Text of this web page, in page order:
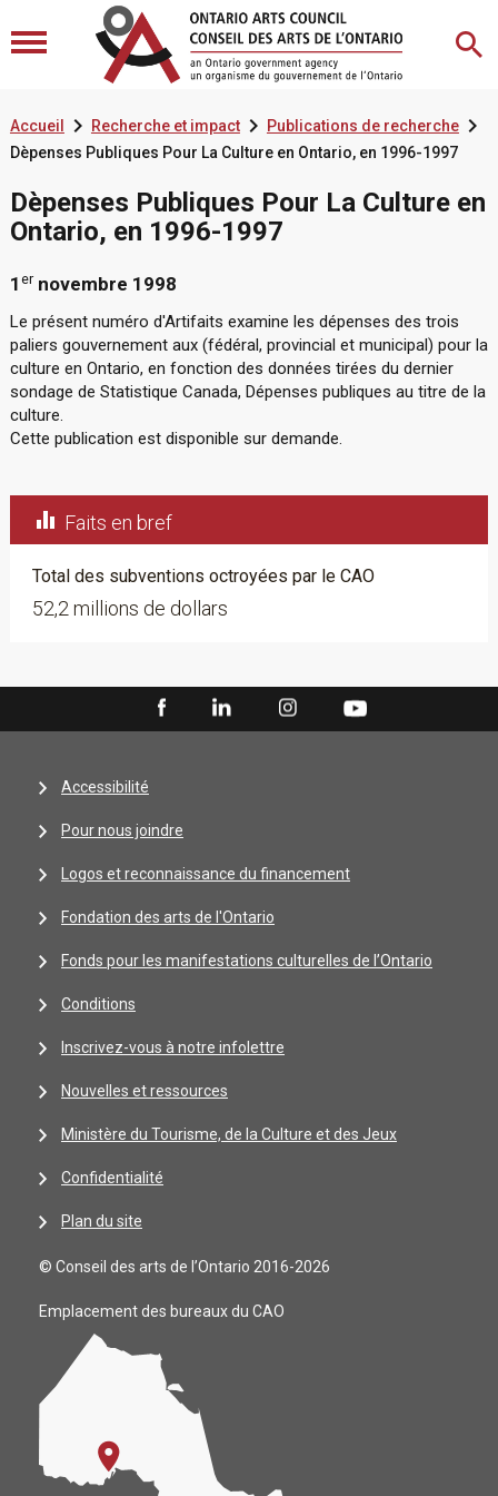
Accueil  Recherche et impact Publications de recherche
Dèpenses Publiques Pour La Culture en Ontario, en 1996-1997
Dèpenses Publiques Pour La Culture en
Ontario, en 1996-1997
1 ernovembre 1998
Le présent numéro d'Artifaits examine les dépenses des trois
paliers gouvernement aux (fédéral, provincial et municipal) pour la
culture en Ontario, en fonction des données tirées du dernier
sondage de Statistique Canada, Dépenses publiques au titre de la
culture.
Cette publication est disponible sur demande.
 Faits en bref
Total des subventions octroyées par le CAO
52,2 millions de dollars
Accessibilité
Pour nous joindre
Logos et reconnaissance du financement
Fondation des arts de l'Ontario
Fonds pour les manifestations culturelles de l’Ontario
Conditions
Inscrivez-vous à notre infolettre
Nouvelles et ressources
Ministère du Tourisme, de la Culture et des Jeux
Confidentialité
Plan du site
© Conseil des arts de l’Ontario 2016-2026
Emplacement des bureaux du CAO